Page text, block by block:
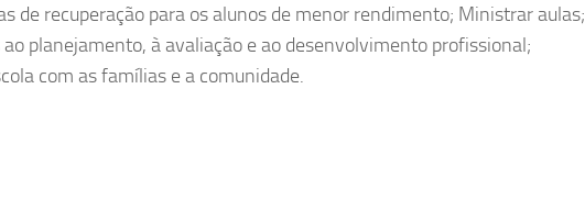
de recuperação para os alunos de menor rendimento; Ministrar aulas;
planejamento, à avaliação e ao desenvolvimento profissional;
com as famílias e a comunidade.